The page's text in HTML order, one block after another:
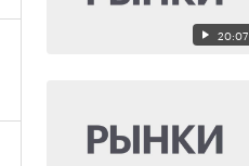
20:07